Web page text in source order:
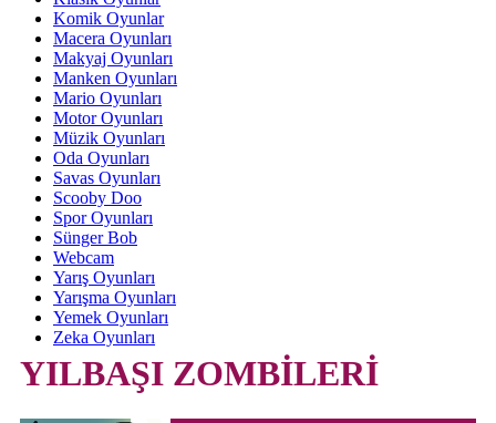
Komik Oyunlar
Macera Oyunları
Makyaj Oyunları
Manken Oyunları
Mario Oyunları
Motor Oyunları
Müzik Oyunları
Oda Oyunları
Savas Oyunları
Scooby Doo
Spor Oyunları
Sünger Bob
Webcam
Yarış Oyunları
Yarışma Oyunları
Yemek Oyunları
Zeka Oyunları
YILBAŞI ZOMBİLERİ